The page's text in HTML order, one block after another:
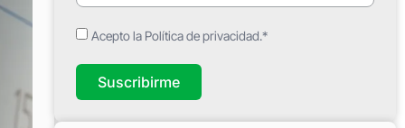
Acepto la Política de privacidad.*
Suscribirme